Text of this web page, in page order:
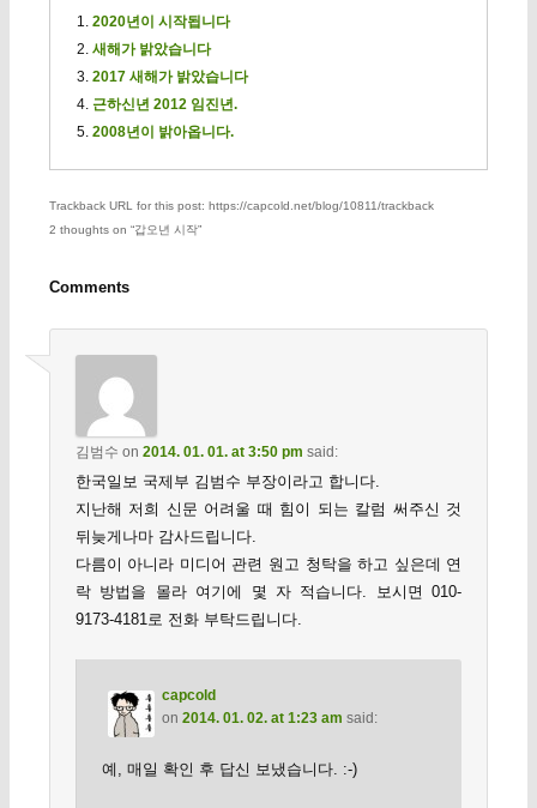
2020년이 시작됩니다
새해가 밝았습니다
2017 새해가 밝았습니다
근하신년 2012 임진년.
2008년이 밝아옵니다.
Trackback URL for this post: https://capcold.net/blog/10811/trackback
2 thoughts on “갑오년 시작”
Comments
김범수 on 2014. 01. 01. at 3:50 pm said:
한국일보 국제부 김범수 부장이라고 합니다.
지난해 저희 신문 어려울 때 힘이 되는 칼럼 써주신 것
뒤늦게나마 감사드립니다.
다름이 아니라 미디어 관련 원고 청탁을 하고 싶은데 연
락 방법을 몰라 여기에 몇 자 적습니다. 보시면 010-
9173-4181로 전화 부탁드립니다.
capcold
on 2014. 01. 02. at 1:23 am said:
예, 매일 확인 후 답신 보냈습니다. :-)